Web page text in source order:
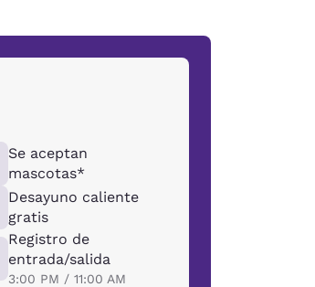
Se aceptan
mascotas*
Desayuno caliente
gratis
Registro de
entrada/salida
3:00 PM / 11:00 AM